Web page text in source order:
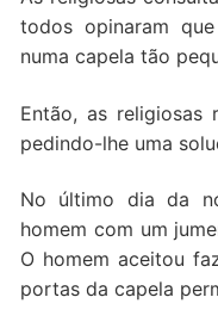
todos opinaram
numa capela tão
Então, as religiosas
pedindo-lhe uma
No último dia da
homem com um
O homem aceitou
portas da capela